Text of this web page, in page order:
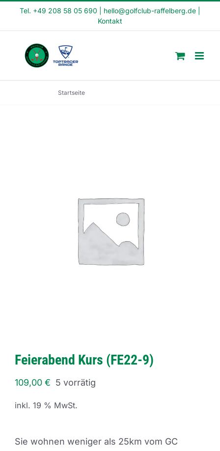
Tel. +49 208 58 05 690 hello@golfclub-raffelberg.de
Kontakt
Startseite
Feierabend Kurs (FE22-9)
109,00 € 5 vorrätig
inkl. 19 % MwSt.
Sie wohnen weniger als 25km vom GC